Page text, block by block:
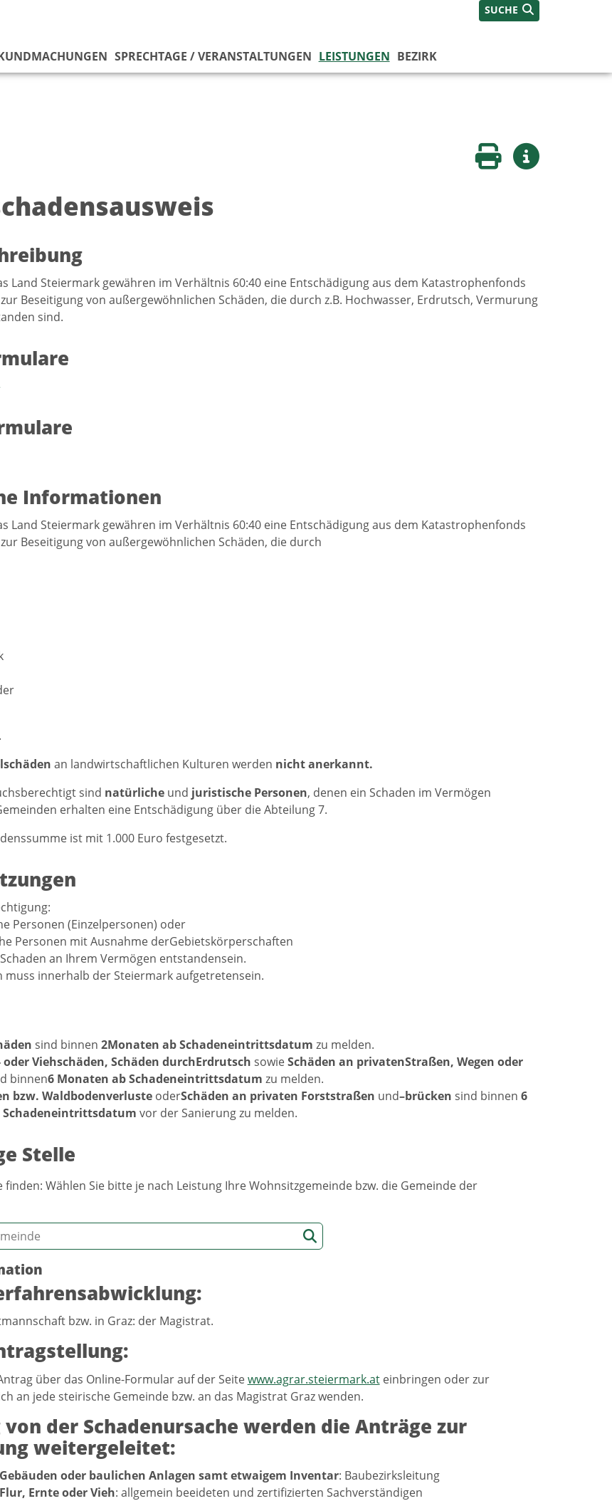
SUCHE
SPRECHTAGE / VERANSTALTUNGEN LEISTUNGEN BEZIRK
Seite druckenWeitere Infos
Land Steiermark gewähren im Verhältnis 60:40 eine Entschädigung aus dem Katastrophenfonds
Beseitigung von außergewöhnlichen Schäden, die durch z.B. Hochwasser, Erdrutsch, Vermurung
sind.
Informationen
Land Steiermark gewähren im Verhältnis 60:40 eine Entschädigung aus dem Katastrophenfonds
Beseitigung von außergewöhnlichen Schäden, die durch
an landwirtschaftlichen Kulturen werden nicht anerkannt.
sind natürlicheund juristische Personen, denen ein Schaden im Vermögen
erhalten eine Entschädigung über die Abteilung 7.
ist mit 1.000 Euro festgesetzt.
Personen (Einzelpersonen) oder
Personen mit Ausnahme derGebietskörperschaften
an Ihrem Vermögen entstandensein.
muss innerhalb der Steiermark aufgetretensein.
sind binnen 2Monaten ab Schadeneintrittsdatum zu melden.
oder Viehschäden, Schäden durchErdrutsch sowieSchäden an privatenStraßen, Wegen oder
binnen6 Monaten ab Schadeneintrittsdatum zu melden.
bzw. WaldbodenverlusteoderSchäden an privaten Forststraßen und–brücken sind binnen 6
Schadeneintrittsdatum vor der Sanierung zu melden.
Stelle
finden: Wählen Sie bitte je nach Leistung Ihre Wohnsitzgemeinde bzw. die Gemeinde der
bzw. in Graz: der Magistrat.
über das Online-Formular auf der Seitewww.agrar.steiermark.ateinbringen oder zur
an jede steirische Gemeinde bzw. an das Magistrat Graz wenden.
der Schadenursache werden die Anträge zur
weitergeleitet:
Gebäuden oder baulichen Anlagen samt etwaigem Inventar: Baubezirksleitung
Flur, Ernte oder Vieh: allgemein beeideten und zertifizierten Sachverständigen